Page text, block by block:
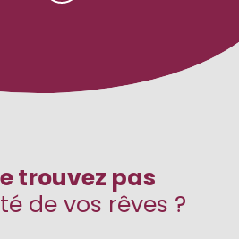
trouvez pas
de vos rêves ?